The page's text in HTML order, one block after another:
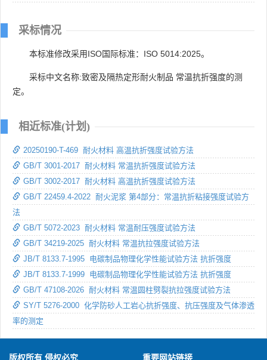
采标情况
本标准修改采用ISO国际标准：ISO 5014:2025。
采标中文名称:致密及隔热定形耐火制品 常温抗折强度的测
定。
相近标准(计划)
20250190-T-469 耐火材料 高温抗折强度试验方法
GB/T 3001-2017 耐火材料 常温抗折强度试验方法
GB/T 3002-2017 耐火材料 高温抗折强度试验方法
GB/T 22459.4-2022 耐火泥浆 第4部分：常温抗折粘接强度试验方
法
GB/T 5072-2023 耐火材料 常温耐压强度试验方法
GB/T 34219-2025 耐火材料 常温抗拉强度试验方法
JB/T 8133.7-1995 电碳制品物理化学性能试验方法 抗折强度
JB/T 8133.7-1999 电碳制品物理化学性能试验方法 抗折强度
GB/T 47108-2026 耐火材料 常温圆柱劈裂抗拉强度试验方法
SY/T 5276-2000 化学防砂人工岩心抗折强度、抗压强度及气体渗透
率的测定
版权所有 侵权必究 重要网站链接